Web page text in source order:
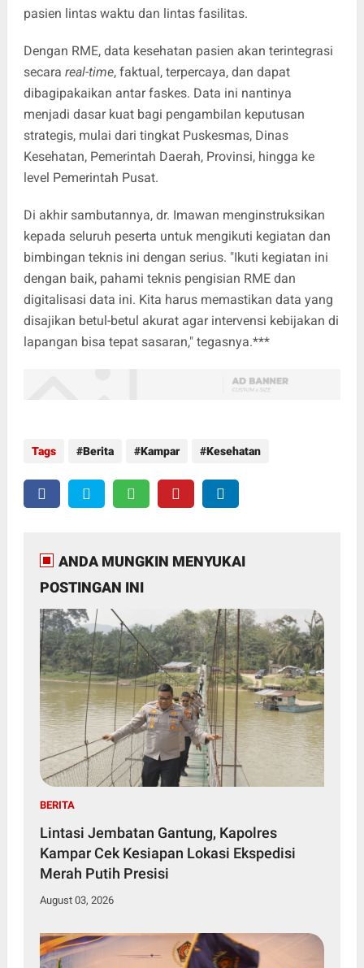
pasien lintas waktu dan lintas fasilitas.
Dengan RME, data kesehatan pasien akan terintegrasi
secara real-time, faktual, terpercaya, dan dapat
dibagipakaikan antar faskes. Data ini nantinya
menjadi dasar kuat bagi pengambilan keputusan
strategis, mulai dari tingkat Puskesmas, Dinas
Kesehatan, Pemerintah Daerah, Provinsi, hingga ke
level Pemerintah Pusat.
Di akhir sambutannya, dr. Imawan menginstruksikan
kepada seluruh peserta untuk mengikuti kegiatan dan
bimbingan teknis ini dengan serius. "Ikuti kegiatan ini
dengan baik, pahami teknis pengisian RME dan
digitalisasi data ini. Kita harus memastikan data yang
disajikan betul-betul akurat agar intervensi kebijakan di
lapangan bisa tepat sasaran," tegasnya.***
Tags Berita Kampar Kesehatan
ANDA MUNGKIN MENYUKAI
POSTINGAN INI
BERITA
Lintasi Jembatan Gantung, Kapolres
Kampar Cek Kesiapan Lokasi Ekspedisi
Merah Putih Presisi
August 03, 2026